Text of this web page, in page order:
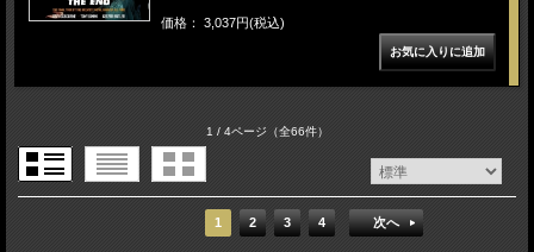
価格： 3,037円(税込)
1 / 4ページ（全66件）
1 2 3 4 次へ